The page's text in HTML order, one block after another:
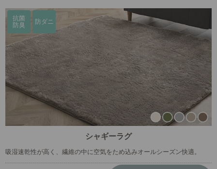
抗菌
防臭
防ダニ
シャギーラグ
吸湿速乾性が高く、繊維の中に空気をため込みオールシーズン快適。